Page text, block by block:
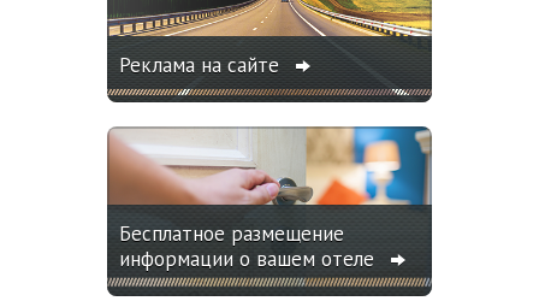
Реклама на сайте
Бесплатное размещение
информации о вашем отеле